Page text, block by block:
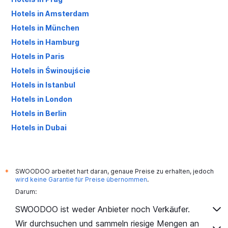
Hotels in Amsterdam
Hotels in München
Hotels in Hamburg
Hotels in Paris
Hotels in Świnoujście
Hotels in Istanbul
Hotels in London
Hotels in Berlin
Hotels in Dubai
*
SWOODOO arbeitet hart daran, genaue Preise zu erhalten, jedoch
wird keine Garantie für Preise übernommen.
Darum:
SWOODOO ist weder Anbieter noch Verkäufer.
Wir durchsuchen und sammeln riesige Mengen an